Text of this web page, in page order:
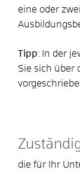
eine oder
Tipp: In der
Sie sich über
die für Ihr